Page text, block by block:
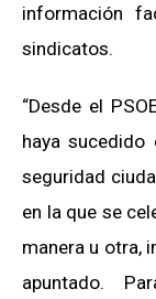
información
sindicatos.
“Desde el
haya sucedido
seguridad
en la que se
manera u otra,
apuntado.